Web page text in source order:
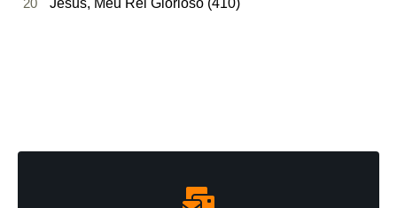
20 Jesus, Meu Rei Glorioso (410)